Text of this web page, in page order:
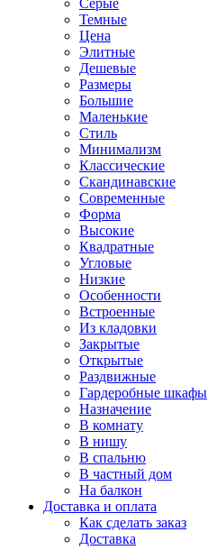
Серые
Темные
Цена
Элитные
Дешевые
Размеры
Большие
Маленькие
Стиль
Минимализм
Классические
Скандинавские
Современные
Форма
Высокие
Квадратные
Угловые
Низкие
Особенности
Встроенные
Из кладовки
Закрытые
Открытые
Раздвижные
Гардеробные шкафы
Назначение
В комнату
В нишу
В спальню
В частный дом
На балкон
Доставка и оплата
Как сделать заказ
Доставка